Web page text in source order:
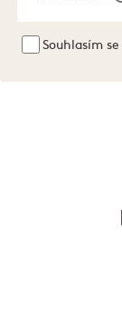
Souhlasím se